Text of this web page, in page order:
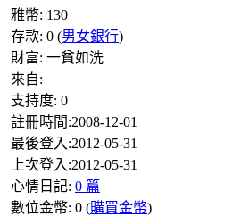
雅幣: 130
存款: 0 (男女銀行)
財富: 一貧如洗
來自:
支持度: 0
註冊時間:2008-12-01
最後登入:2012-05-31
上次登入:2012-05-31
心情日記: 0 篇
數位金幣: 0 (購買金幣)